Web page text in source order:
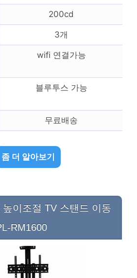
200cd
3개
wifi 연결가능
블루투스 가능
무료배송
좀 더 알아보기
이조절 TV 스탠드 이동
RM1600